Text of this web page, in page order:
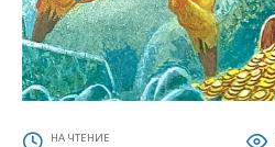
НА ЧТЕНИЕ